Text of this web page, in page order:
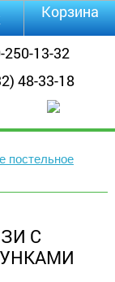
250-13-32
48-33-18
постельное
С
Корзина